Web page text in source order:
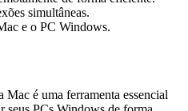
simultâneas.
e o PC Windows.
é uma ferramenta essencial